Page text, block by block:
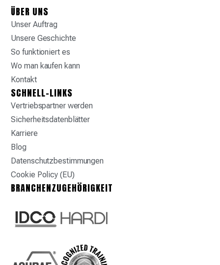
ÜBER UNS
Unser Auftrag
Unsere Geschichte
So funktioniert es
Wo man kaufen kann
Kontakt
SCHNELL-LINKS
Vertriebspartner werden
Sicherheitsdatenblätter
Karriere
Blog
Datenschutzbestimmungen
Cookie Policy (EU)
BRANCHENZUGEHÖRIGKEIT